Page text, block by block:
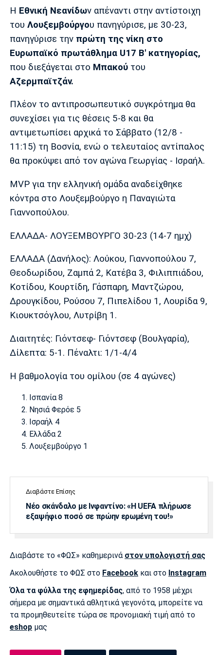
Πολιτισμός
Τραγούδια
Cine Spot
Running
Media
Παρασκήνιο
Πρόγραμμα TV
Ιωνικός Κηφισιά Πανσερραϊκός
Μπαρτσελόνα
Ρεάλ
Μαδρίτης
Ατλέτικο
Μαδρίτης
Μάντσεστερ
Τσέλσι Άρσεναλ
Ίντερ Μίλαν Μπάγερν
Μπορούσια
Ντόρτμουντ
Παρί Σεν
Ζερμέν
Μαρσέιγ
Μονακό
Πόρτο
Η Εθνική Νεανίδων απέναντι στην αντίστοιχη
του Λουξεμβούργου πανηγύρισε, με 30-23,
πανηγύρισε την πρώτη της νίκη στο
Ευρωπαϊκό πρωτάθλημα U17 Β' κατηγορίας,
που διεξάγεται στο Μπακού του
Αζερμπαϊτζάν.
Πλέον το αντιπροσωπευτικό συγκρότημα θα
συνεχίσει για τις θέσεις 5-8 και θα
αντιμετωπίσει αρχικά το Σάββατο (12/8 -
11:15) τη Βοσνία, ενώ ο τελευταίος αντίπαλος
θα προκύψει από τον αγώνα Γεωργίας - Ισραήλ.
MVP για την ελληνική ομάδα αναδείχθηκε
κόντρα στο Λουξεμβούργο η Παναγιώτα
Γιαννοπούλου.
ΕΛΛΑΔΑ- ΛΟΥΞΕΜΒΟΥΡΓΟ 30-23 (14-7 ημχ)
ΕΛΛΑΔΑ (Δανήλος): Λούκου, Γιαννοπούλου 7,
Θεοδωρίδου, Ζαμπά 2, Κατέβα 3, Φιλιππιάδου,
Κοτίδου, Κουρτίδη, Γάσπαρη, Μαντζώρου,
Δρουγκίδου, Ρούσου 7, Πιπελίδου 1, Λουρίδα 9,
Κιουκτσόγλου, Λυτρίβη 1.
Διαιτητές: Γιόντσεφ- Γιόντσεφ (Βουλγαρία),
Δίλεπτα: 5-1. Πέναλτι: 1/1-4/4
Η βαθμολογία του ομίλου (σε 4 αγώνες)
Ισπανία 8
Νησιά Φερόε 5
Ισραήλ 4
Ελλάδα 2
Λουξεμβούργο 1
Διαβάστε Επίσης
Νέο σκάνδαλο με Ινφαντίνο: «Η UEFA πλήρωσε
εξαψήφιο ποσό σε πρώην ερωμένη του!»
Διαβάστε το «ΦΩΣ» καθημερινά στον υπολογιστή σας
Ακολουθήστε το ΦΩΣ στο Facebook και στο Instagram
Όλα τα φύλλα της εφημερίδας, από το 1958 μέχρι
σήμερα με σημαντικά αθλητικά γεγονότα, μπορείτε να
τα προμηθευτείτε τώρα σε προνομιακή τιμή από το
eshop μας